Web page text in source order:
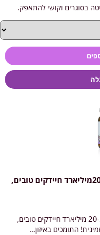
פרוביוטיקה לחיזוק פלורת המעי – 20מיליארד חיידקים טובים,
PROBIOTICS- פרוביוטיקה המורכבת מ-20 מיליארד חיידקים טובים,